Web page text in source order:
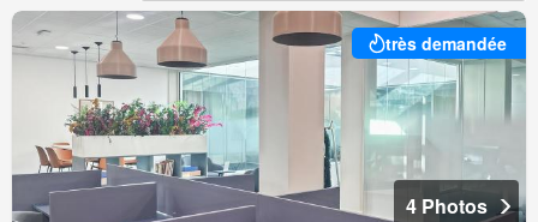
très demandée
4 Photos